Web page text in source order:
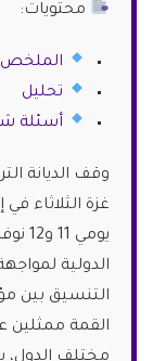
محتويات:
الملخص
تحليل
أسئلة
وقف الديانة
غزة الثلاثاء
الدولية
التنسيق بين
القمة ممثلين
مختلف الدول،